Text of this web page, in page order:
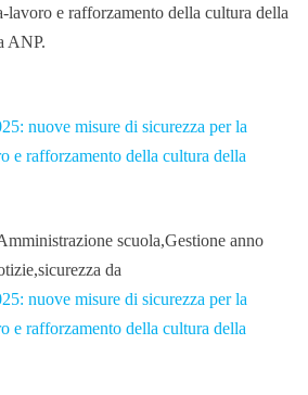
lavoro e rafforzamento della cultura della
ANP.
nuove misure di sicurezza per la
e rafforzamento della cultura della
scuola,Gestione anno
da
nuove misure di sicurezza per la
e rafforzamento della cultura della